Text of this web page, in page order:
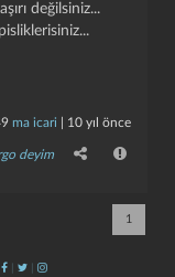
değilsiniz...
ma icari 10 yıl önce
deyim
1
kaydet
| |